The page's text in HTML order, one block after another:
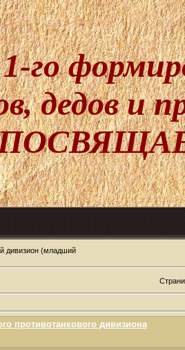
го
дедов и
дивизион (младший
противотанкового дивизиона